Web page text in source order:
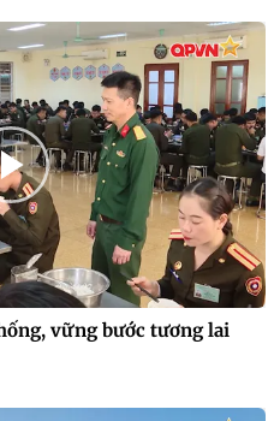
vững bước tương lai